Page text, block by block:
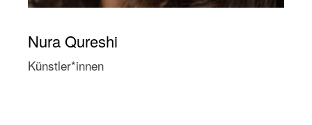
Nura Qureshi
Künstler*innen